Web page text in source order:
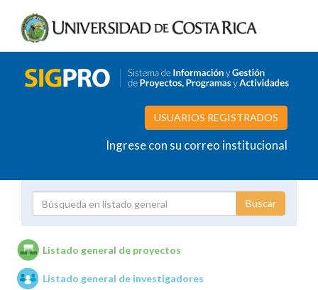
USUARIOS REGISTRADOS
Ingrese con su correo institucional
Unidades de investigación
Listado general de proyectos
Listado general de investigadores